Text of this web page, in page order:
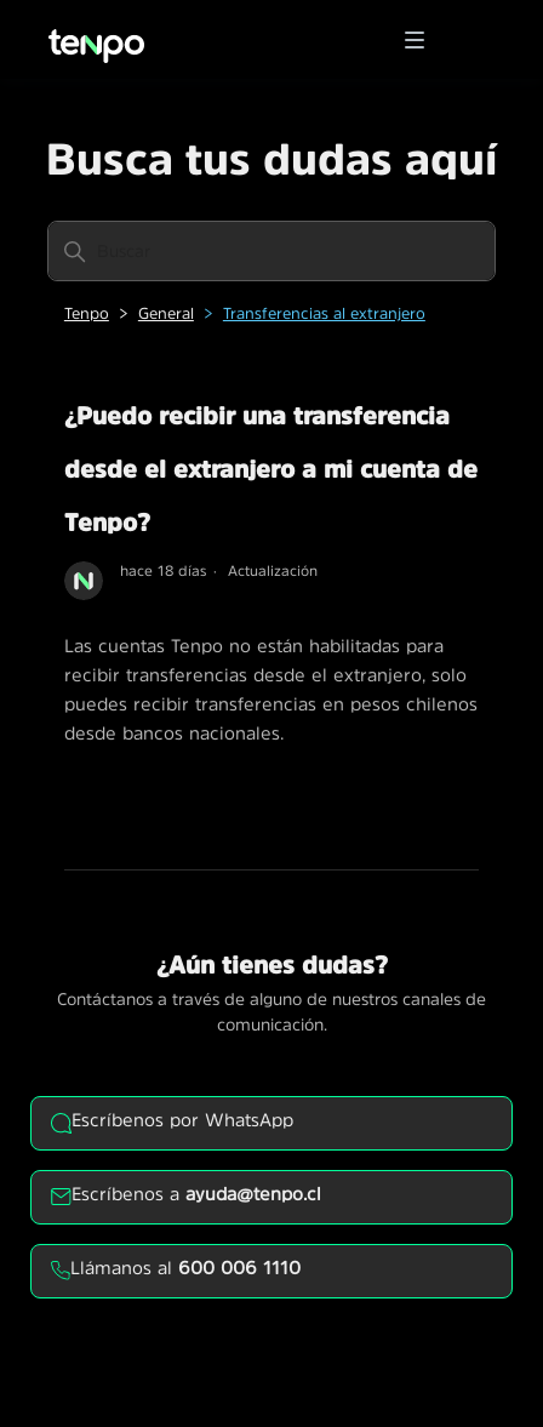
Busca tus dudas aquí
Tenpo General Transferencias al extranjero
¿Puedo recibir una transferencia
desde el extranjero a mi cuenta de
Tenpo?
hace 18 días Actualización
Las cuentas Tenpo no están habilitadas para
recibir transferencias desde el extranjero, solo
puedes recibir transferencias en pesos chilenos
desde bancos nacionales.
¿Aún tienes dudas?
Contáctanos a través de alguno de nuestros canales de
comunicación.
Escríbenos por WhatsApp
Escríbenos aayuda@tenpo.cl
Llámanos al 600 006 1110